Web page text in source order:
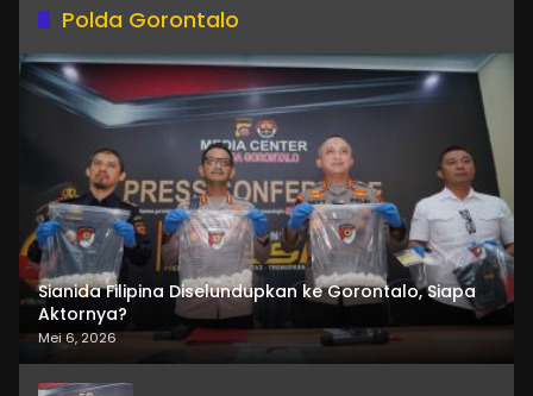
Polda Gorontalo
Sianida Filipina Diselundupkan ke Gorontalo, Siapa
Aktornya?
Mei 6, 2026